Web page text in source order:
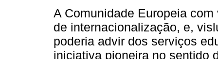
A Comunidade Europeia
de internacionalização, e,
poderia advir dos serviços
iniciativa pioneira no sentido